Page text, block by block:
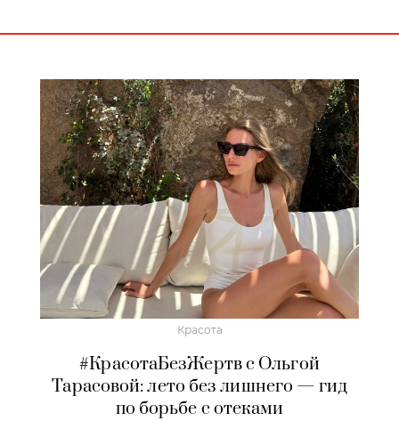
Красота
#КрасотаБезЖертв с Ольгой
Тарасовой: лето без лишнего — гид
по борьбе с отеками